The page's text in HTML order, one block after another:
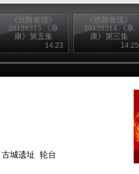
《丝路发现》
20120315 《阜
康》第五集
14:23
《丝路发现》
20120314 《阜
康》第三集
14:25
古城遗址 轮台